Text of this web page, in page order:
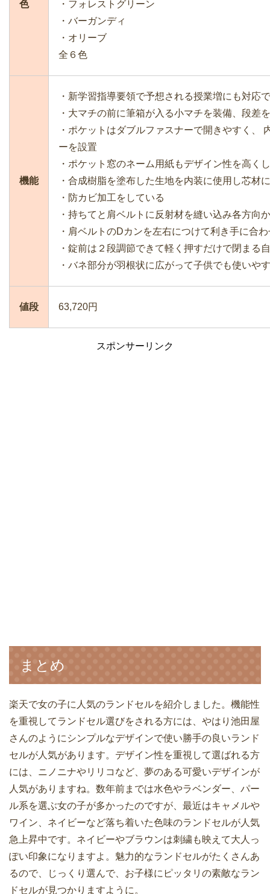
色
・フォレストグリーン
・バーガンディ
・オリーブ
全６色
機能
・新学習指導要領で予想される授業増にも対応
・大マチの前に筆箱が入る小マチを装備、段差
・ポケットはダブルファスナーで開きやすく、
ーを設置
・ポケット窓のネーム用紙もデザイン性を高く
・合成樹脂を塗布した生地を内装に使用し芯材
・防カビ加工をしている
・持ちてと肩ベルトに反射材を縫い込み各方向
・肩ベルトのDカンを左右につけて利き手に合
・錠前は２段調節できて軽く押すだけで閉まる
・バネ部分が羽根状に広がって子供でも使いや
値段 63,720円
スポンサーリンク
まとめ
楽天で女の子に人気のランドセルを紹介しました。機能性
を重視してランドセル選びをされる方には、やはり池田屋
さんのようにシンプルなデザインで使い勝手の良いランド
セルが人気があります。デザイン性を重視して選ばれる方
には、ニノニナやリリコなど、夢のある可愛いデザインが
人気がありますね。数年前までは水色やラベンダー、パー
ル系を選ぶ女の子が多かったのですが、最近はキャメルや
ワイン、ネイビーなど落ち着いた色味のランドセルが人気
急上昇中です。ネイビーやブラウンは刺繍も映えて大人っ
ぽい印象になりますよ。魅力的なランドセルがたくさんあ
るので、じっくり選んで、お子様にピッタリの素敵なラン
ドセルが見つかりますように。